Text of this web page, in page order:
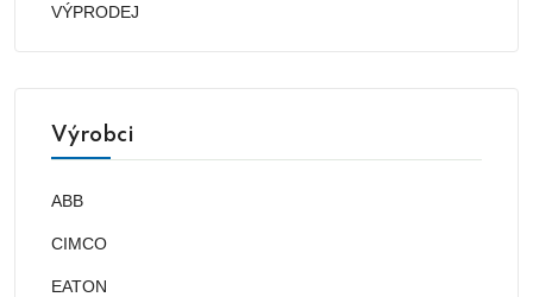
VÝPRODEJ
Výrobci
ABB
CIMCO
EATON